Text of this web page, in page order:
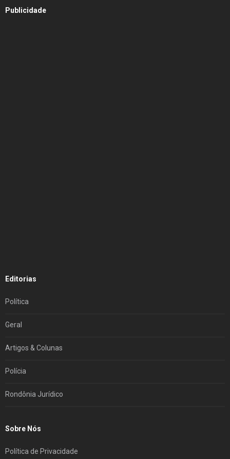
Publicidade
Editorias
Política
Geral
Artigos & Colunas
Polícia
Rondônia Jurídico
Sobre Nós
Política de Privacidade